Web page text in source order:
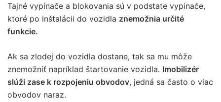
Tajné vypínače a blokovania sú v podstate vypínače,
ktoré po inštalácii do vozidla znemožnia určité
funkcie.
Ak sa zlodej do vozidla dostane, tak sa mu môže
znemožniť napríklad štartovanie vozidla. Imobilizér
slúži zase k rozpojeniu obvodov, jedná sa často o viac
obvodov naraz.